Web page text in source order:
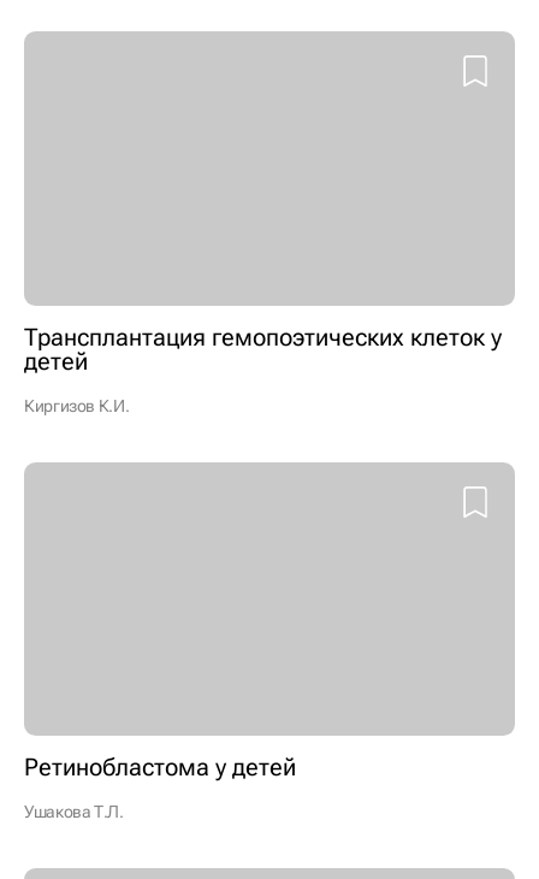
Трансплантация гемопоэтических клеток у
детей
Киргизов К.И.
Ретинобластома у детей
Ушакова Т.Л.